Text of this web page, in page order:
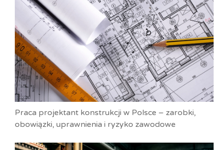
Praca projektant konstrukcji w Polsce – zarobki,
obowiązki, uprawnienia i ryzyko zawodowe